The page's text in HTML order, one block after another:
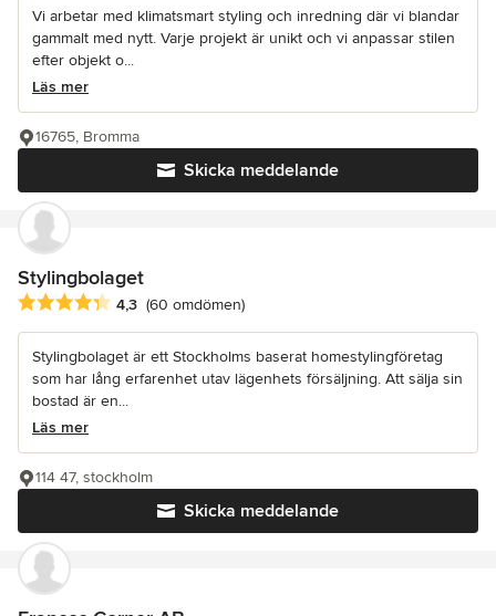
Vi arbetar med klimatsmart styling och inredning där vi blandar
gammalt med nytt. Varje projekt är unikt och vi anpassar stilen
efter objekt o...
Läs mer
Skicka meddelande
16765, Bromma
Stylingbolaget
Genomsnittligt omdöme: 4.3 av 5 stjärnor
4,3 (60 omdömen)
Stylingbolaget är ett Stockholms baserat homestylingföretag
som har lång erfarenhet utav lägenhets försäljning. Att sälja sin
bostad är en...
Läs mer
Skicka meddelande
114 47, stockholm